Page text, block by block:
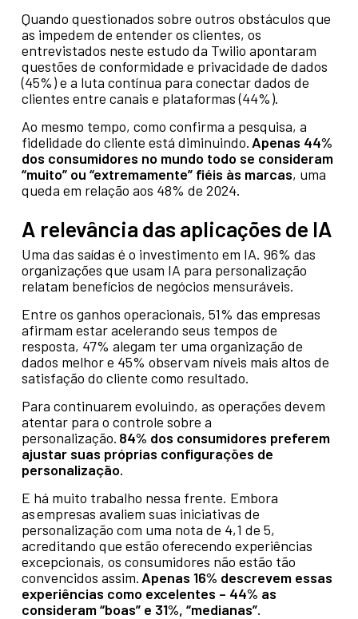
Quando questionados sobre outros obstáculos que
as impedem de entender os clientes, os
entrevistados neste estudo da Twilio apontaram
questões de conformidade e privacidade de dados
(45%) e a luta contínua para conectar dados de
clientes entre canais e plataformas (44%).
Ao mesmo tempo, como confirma a pesquisa, a
fidelidade do cliente está diminuindo. Apenas 44%
dos consumidores no mundo todo se consideram
“muito” ou “extremamente” fiéis às marcas, uma
queda em relação aos 48% de 2024.
A relevância das aplicações de IA
Uma das saídas é o investimento em IA. 96% das
organizações que usam IA para personalização
relatam benefícios de negócios mensuráveis.
Entre os ganhos operacionais, 51% das empresas
afirmam estar acelerando seus tempos de
resposta, 47% alegam ter uma organização de
dados melhor e 45% observam níveis mais altos de
satisfação do cliente como resultado.
Para continuarem evoluindo, as operações devem
atentar para o controle sobre a
personalização. 84% dos consumidores preferem
ajustar suas próprias configurações de
personalização.
E há muito trabalho nessa frente. Embora
as empresas avaliem suas iniciativas de
personalização com uma nota de 4,1 de 5,
acreditando que estão oferecendo experiências
excepcionais, os consumidores não estão tão
convencidos assim. Apenas 16% descrevem essas
experiências como excelentes – 44% as
consideram “boas” e 31%, “medianas”.